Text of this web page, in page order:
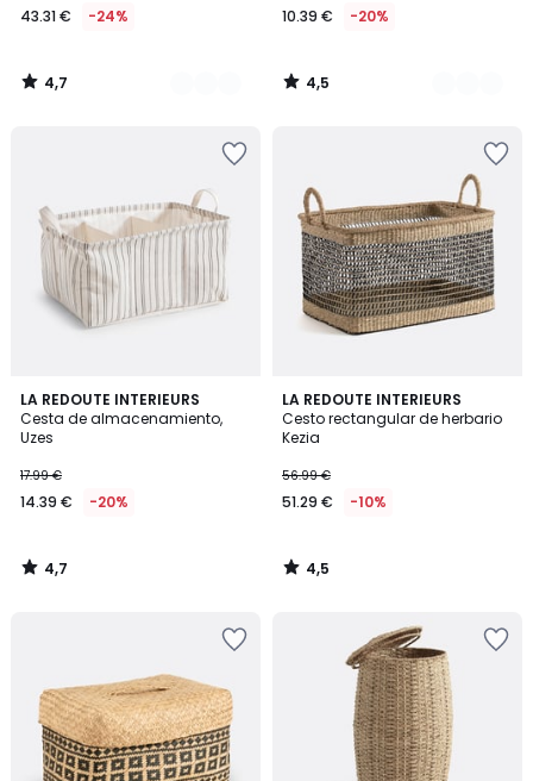
43.31 € -24%
4,7
/
10.39 € -20%
4,5
/
LA REDOUTE INTERIEURS
Cesta de almacenamiento,
Uzes
17.99 €
14.39 € -20%
4,7
/ 5
4,7
/
LA REDOUTE INTERIEURS
Cesto rectangular de herbario
Kezia
56.99 €
51.29 € -10%
4,5
/ 5
4,5
/